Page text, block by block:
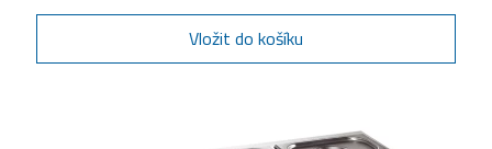
Vložit do košíku